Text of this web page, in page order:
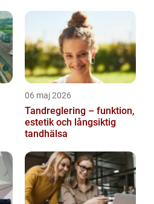
06 maj 2026
Tandreglering – funktion,
estetik och långsiktig
tandhälsa